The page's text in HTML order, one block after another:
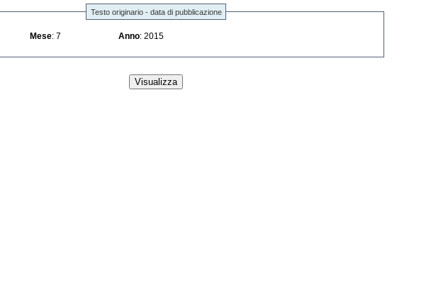
Testo originario - data di pubblicazione
Mese : 7 Anno : 2015